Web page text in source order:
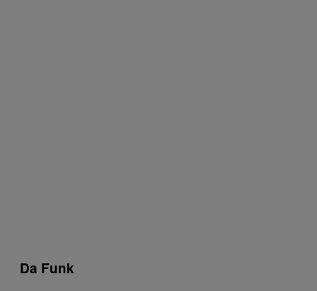
Da Funk